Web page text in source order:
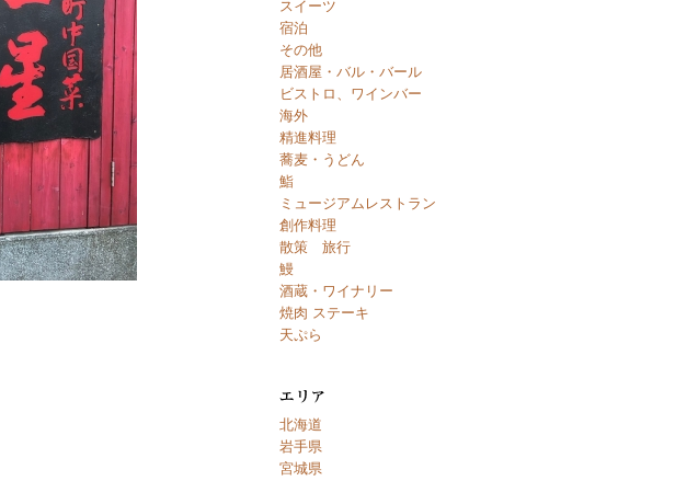
スイーツ
宿泊
その他
居酒屋・バル・バール
ビストロ、ワインバー
海外
精進料理
蕎麦・うどん
鮨
ミュージアムレストラン
創作料理
散策 旅行
鰻
酒蔵・ワイナリー
焼肉 ステーキ
天ぷら
北海道
岩手県
宮城県